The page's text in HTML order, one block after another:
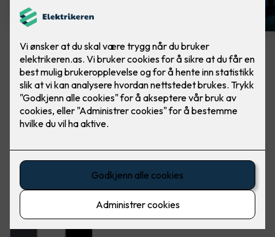
Artes veggarmatur sort
Lekker utebelysning fra SG Armaturen. Ferdig
montert, utskifting av lampe.
innendørs montering på vegg.